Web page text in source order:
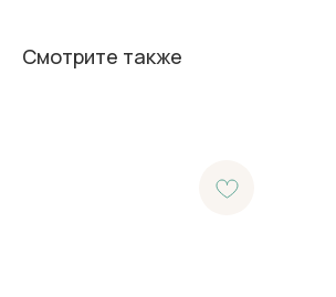
Смотрите также